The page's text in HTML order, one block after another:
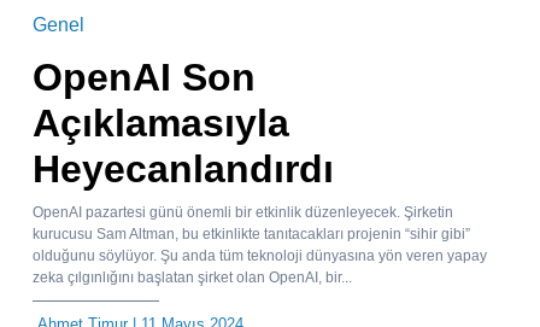
Genel
OpenAI Son
Açıklamasıyla
Heyecanlandırdı
OpenAI pazartesi günü önemli bir etkinlik düzenleyecek. Şirketin
kurucusu Sam Altman, bu etkinlikte tanıtacakları projenin “sihir gibi”
olduğunu söylüyor. Şu anda tüm teknoloji dünyasına yön veren yapay
zeka çılgınlığını başlatan şirket olan OpenAI, bir...